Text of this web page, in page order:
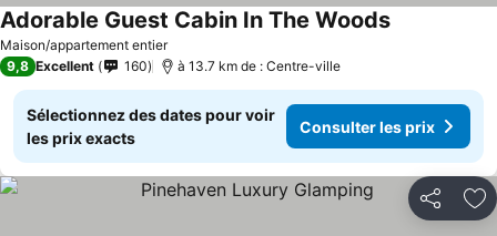
Maison/appartement entier
Adorable Guest Cabin In The WoodsConsulter
9,8 Excellent 160 à 13.7 km de : Centre-ville
Sélectionnez des dates pour voir
les prix exacts
Consulter les prix
Partager